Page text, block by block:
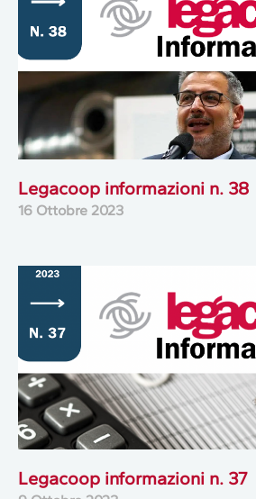
Legacoop informazioni n. 38
16 Ottobre 2023
Legacoop informazioni n. 37